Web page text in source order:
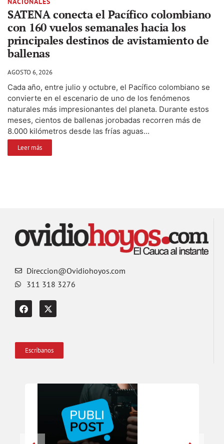
SATENA conecta el Pacífico colombiano
con 160 vuelos semanales hacia los
principales destinos de avistamiento de
ballenas
AGOSTO 6, 2026
Cada año, entre julio y octubre, el Pacífico colombiano se
convierte en el escenario de uno de los fenómenos
naturales más impresionantes del planeta. Durante estos
meses, cientos de ballenas jorobadas recorren más de
8.000 kilómetros desde las frías aguas...
Leer más
Direccion@Ovidiohoyos.com
311 318 3276
Escríbanos